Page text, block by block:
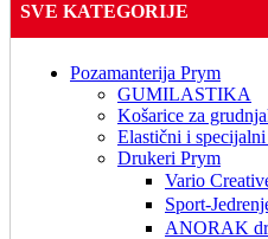
SVE KATEGORIJE
Pozamanterija Prym
GUMILASTIKA
Košarice za
Elastični i
Drukeri Prym
Vario
Sport-
ANORAK